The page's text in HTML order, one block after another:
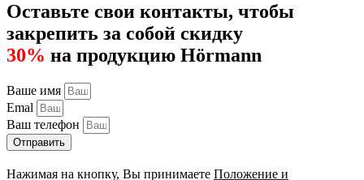
Оставьте свои контакты, чтобы
закрепить за собой скидку
30% на продукцию Hörmann
Ваше имя
Emal
Ваш телефон
Отправить
Нажимая на кнопку, Вы принимаете Положение и